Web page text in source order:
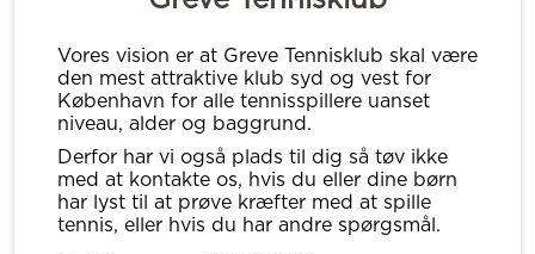
Vores vision er at Greve Tennisklub skal være
den mest attraktive klub syd og vest for
København for alle tennisspillere uanset
niveau, alder og baggrund.
Derfor har vi også plads til dig så tøv ikke
med at kontakte os, hvis du eller dine børn
har lyst til at prøve kræfter med at spille
tennis, eller hvis du har andre spørgsmål.